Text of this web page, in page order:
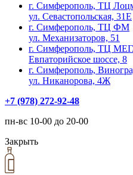
г. Симферополь, ТЦ
ул. Севастопольская, 31Е
г. Симферополь, ТЦ ФМ
ул. Механизаторов, 51
г. Симферополь, ТЦ
Евпаторийское шоссе, 8
г. Симферополь,
ул. Никанорова, 4Ж
+7 (978) 272-92-48
пн-вс 10-00 до 20-00
Закрыть